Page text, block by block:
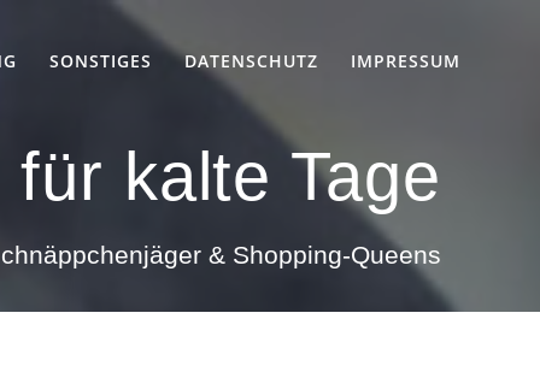
SONSTIGES DATENSCHUTZ IMPRESSUM
kalte Tage
& Shopping-Queens